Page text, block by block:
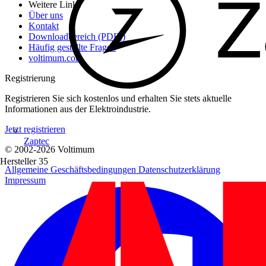
Zaptec
Hersteller 35
Weitere Links
Über uns
Kontakt
Downloadbereich (PDFs)
Häufig gestellte Fragen
voltimum.com
Registrierung
Registrieren Sie sich kostenlos und erhalten Sie stets aktuelle
Informationen aus der Elektroindustrie.
Jetzt registrieren
© 2002-2026 Voltimum
Allgemeine Geschäftsbedingungen Datenschutzerklärung
Impressum